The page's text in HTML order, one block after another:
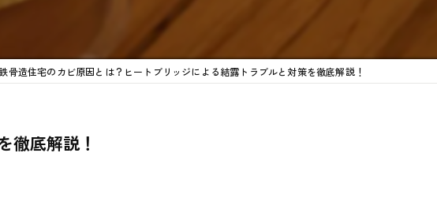
骨造住宅のカビ原因とは？ヒートブリッジによる結露トラブルと対策を徹底解説！
徹底解説！